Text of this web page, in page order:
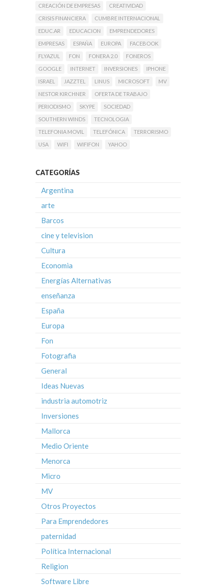
CREACIÓN DE EMPRESAS
CREATIVIDAD
CRISIS FINANCIERA
CUMBRE INTERNACIONAL
EDUC.AR
EDUCACION
EMPRENDEDORES
EMPRESAS
ESPAÑA EUROPA
FACEBOOK
FLYAZUL
FON FONERA 2.0
FONEROS
GOOGLE
INTERNET INVERSIONES
IPHONE
ISRAEL
JAZZTEL LINUS MICROSOFT
MV
NESTOR KIRCHNER
OFERTA DE TRABAJO
PERIODISMO
SKYPE
SOCIEDAD
SOUTHERN WINDS
TECNOLOGIA
TELEFONIA MOVIL
TELEFÓNICA
TERRORISMO
USA
WIFI WIFIFON YAHOO
CATEGORÍAS
Argentina
arte
Barcos
cine y television
Cultura
Economia
Energías Alternativas
enseñanza
España
Europa
Fon
Fotografia
General
Ideas Nuevas
industria automotriz
Inversiones
Mallorca
Medio Oriente
Menorca
Micro
MV
Otros Proyectos
Para Emprendedores
paternidad
Política Internacional
Religion
Software Libre